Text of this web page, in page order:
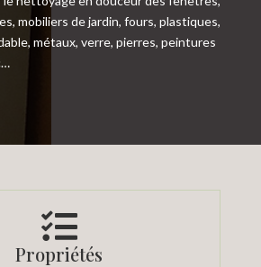
mobiliers de jardin, fours, plastiques,
métaux, verre, pierres, peintures

Propriétés